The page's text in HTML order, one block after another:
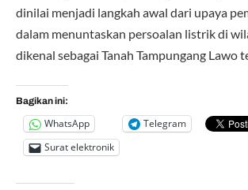
dinilai menjadi langkah awal dari upaya
dalam menuntaskan persoalan listrik di
dikenal sebagai Tanah Tampungang Lawo
Bagikan ini:
WhatsApp
Telegram
Surat elektronik